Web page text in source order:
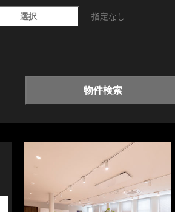
選択 指定なし
物件検索